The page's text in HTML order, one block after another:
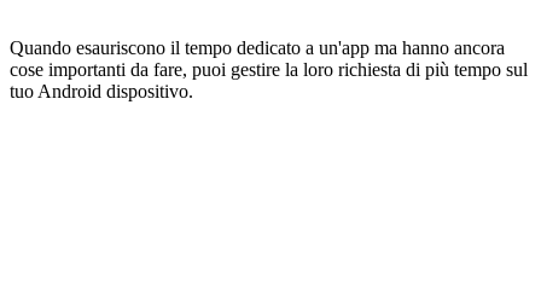
Quando esauriscono il tempo dedicato a un'app ma hanno ancora
cose importanti da fare, puoi gestire la loro richiesta di più tempo sul
tuo Android dispositivo.